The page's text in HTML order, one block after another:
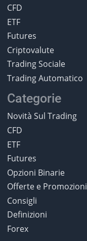
CFD
ETF
Futures
Criptovalute
Trading Sociale
Trading Automatico
Categorie
Novità Sul Trading
CFD
ETF
Futures
Opzioni Binarie
Offerte e Promozioni
Consigli
Definizioni
Forex